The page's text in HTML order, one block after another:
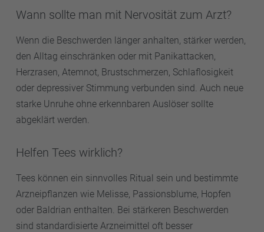
Wann sollte man mit Nervosität zum Arzt?
Wenn die Beschwerden länger anhalten, stärker werden,
den Alltag einschränken oder mit Panikattacken,
Herzrasen, Atemnot, Brustschmerzen, Schlaflosigkeit
oder depressiver Stimmung verbunden sind. Auch neue
starke Unruhe ohne erkennbaren Auslöser sollte
abgeklärt werden.
Helfen Tees wirklich?
Tees können ein sinnvolles Ritual sein und bestimmte
Arzneipflanzen wie Melisse, Passionsblume, Hopfen
oder Baldrian enthalten. Bei stärkeren Beschwerden
sind standardisierte Arzneimittel oft besser